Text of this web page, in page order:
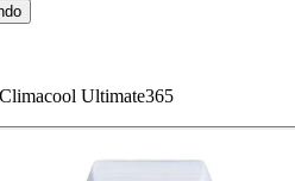
Ultimate365